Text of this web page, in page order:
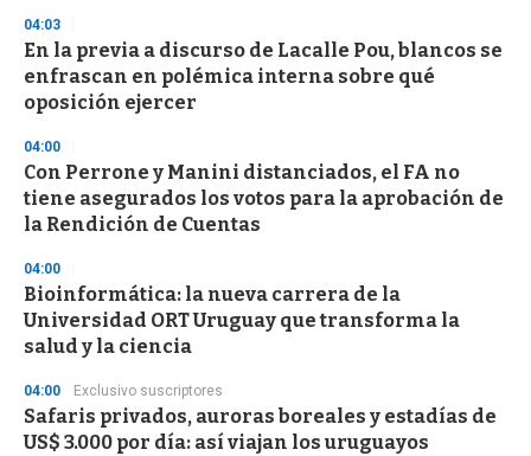
d
s
04:03
En la previa a discurso de Lacalle Pou, blancos se
enfrascan en polémica interna sobre qué
oposición ejercer
04:00
Con Perrone y Manini distanciados, el FA no
tiene asegurados los votos para la aprobación de
la Rendición de Cuentas
04:00
Bioinformática: la nueva carrera de la
Universidad ORT Uruguay que transforma la
salud y la ciencia
04:00 Exclusivo suscriptores
Safaris privados, auroras boreales y estadías de
US$ 3.000 por día: así viajan los uruguayos